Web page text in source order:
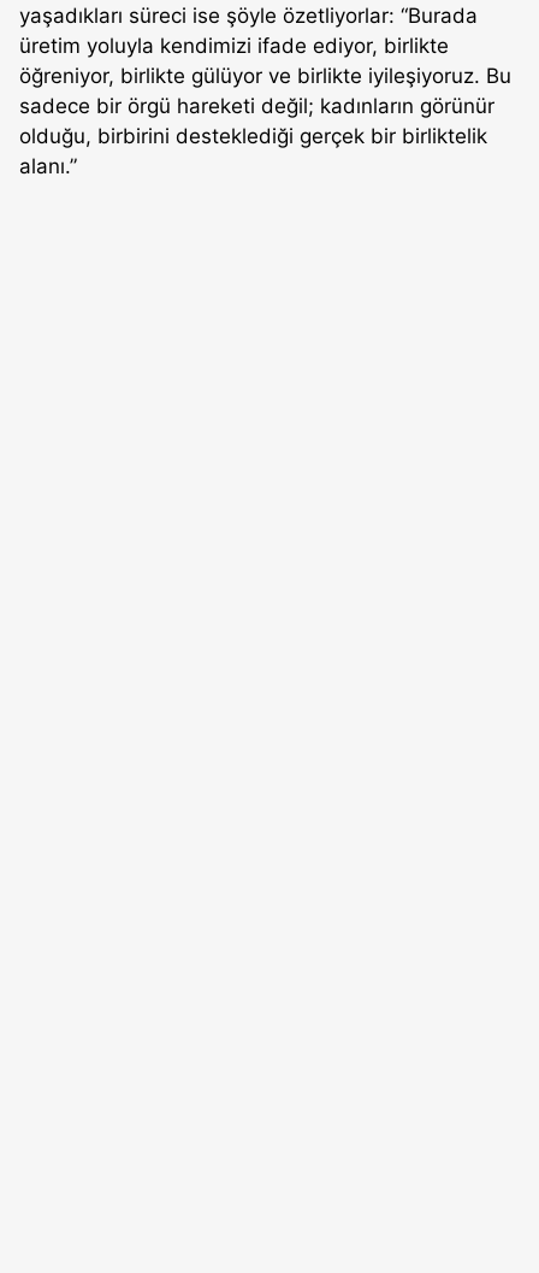
yaşadıkları süreci ise şöyle özetliyorlar: “Burada
üretim yoluyla kendimizi ifade ediyor, birlikte
öğreniyor, birlikte gülüyor ve birlikte iyileşiyoruz. Bu
sadece bir örgü hareketi değil; kadınların görünür
olduğu, birbirini desteklediği gerçek bir birliktelik
alanı.”